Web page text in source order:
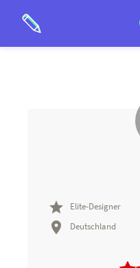
 Elite-Designer
 Deutschland